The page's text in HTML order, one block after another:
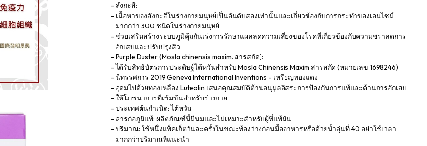
สังกะสี:
เนื้อหาของสังกะสีในร่างกายมนุษย์เป็นอันดับสองเท่านั้นและเกี่ยวข้องกับการกระทำของเอนไซม์
มากกว่า 300 ชนิดในร่างกายมนุษย์
ช่วยเสริมสร้างระบบภูมิคุ้มกันเร่งการรักษาแผลลดความเสี่ยงของโรคที่เกี่ยวข้องกับความชราลดการ
อักเสบและปรับปรุงสิว
Purple Duster (Mosla chinensis maxim. สารสกัด):
ได้รับสิทธิบัตรการประดิษฐ์ไต้หวันสำหรับ Mosla Chinensis Maxim สารสกัด (หมายเลข 1698246)
นิทรรศการ 2019 Geneva International Inventions - เหรียญทองแดง
อุดมไปด้วยทองเหลือง Luteolin เสนอคุณสมบัติต้านอนุมูลอิสระการป้องกันการแพ้และต้านการอักเสบ
ให้โภชนาการที่เข้มข้นสำหรับร่างกาย
ประเทศต้นกำเนิด: ไต้หวัน
สารก่อภูมิแพ้: ผลิตภัณฑ์นี้มีนมและไม่เหมาะสำหรับผู้ที่แพ้มัน
ปริมาณ: ใช้หนึ่งแพ็คเก็ตวันละครั้งในขณะท้องว่างก่อนมื้ออาหารหรือด้วยน้ำอุ่นที่ 40 อย่าใช้เวลา
มากกว่าปริมาณที่แนะนำ